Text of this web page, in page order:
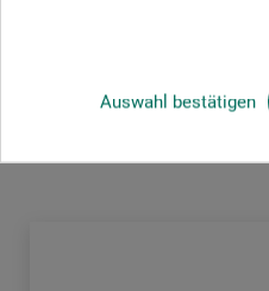
Auswahl bestätigen
Kunden